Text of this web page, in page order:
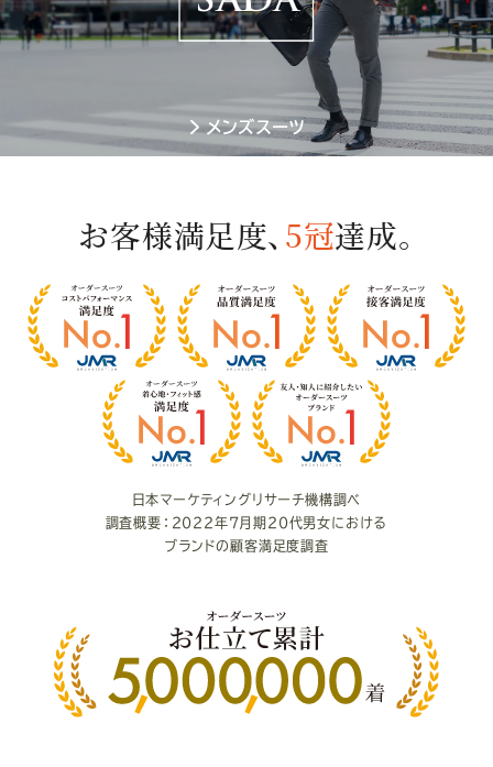
メンズスーツ
客
様
満
お客様満足度、 5冠達成。
日本マーケティングリサーチ機構調べ
調査概要：2022年7月期20代男女における
ブランドの顧客満足度調査